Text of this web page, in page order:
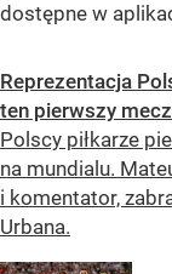
dostępne w
Reprezentacja
ten pierwszy
Polscy piłkarze
na mundialu.
i komentator,
Urbana.